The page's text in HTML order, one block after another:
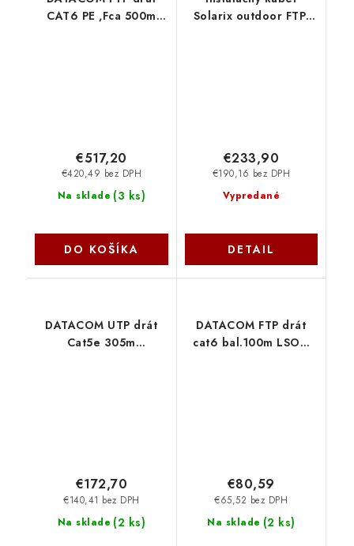
CAT6 PE ,Fca 500m
Na sklade (3 ks)
€420,49 bez DPH
€517,20
DO KOŠÍKA
Solarix outdoor FTP,
Vypredané
€190,16 bez DPH
€233,90
DETAIL
DATACOM UTP drát
Cat5e 305m
Na sklade (2 ks)
€140,41 bez DPH
€172,70
DATACOM FTP drát
cat6 bal.100m LSOH
Na sklade (2 ks)
€65,52 bez DPH
€80,59